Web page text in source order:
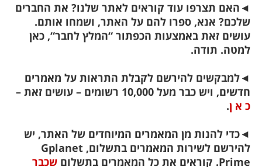
◄ האם תצרפו עוד קוראים לאתר שלנו? את החברים
שלכם? אנא, ספרו להם על האתר, ושמחו אותם.
עושים זאת באמצעות הכפתור “המלץ לחבר“, כאן
למטה. תודה.
◄למבקשים להירשם לקבלת התראות על מאמרים
חדשים, ויש כבר מעל 10,000 רשומים – עושים זאת –
כ א ן.
◄כדי להנות מן המאמרים המיוחדים של האתר, יש
להירשם לשירות המאמרים בתשלום, Gplanet
Prime. קוראים את כל המאמרים בתשלום
שכבר